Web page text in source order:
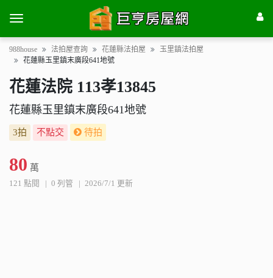
988house 法拍屋查詢 花蓮縣法拍屋
玉里鎮法拍屋
花蓮縣玉里鎮末廣段641地號
花蓮法院 113孝13845
花蓮縣玉里鎮末廣段641地號
3拍 不點交 待拍
80 萬
121 點閱 0 列管 2026/7/1 更新